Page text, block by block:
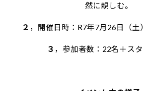
然に親しむ。
２ ，開催日時：R7年7月26日（
３ ，参加者数：22名＋ス